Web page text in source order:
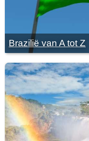
Brazilië van A tot Z